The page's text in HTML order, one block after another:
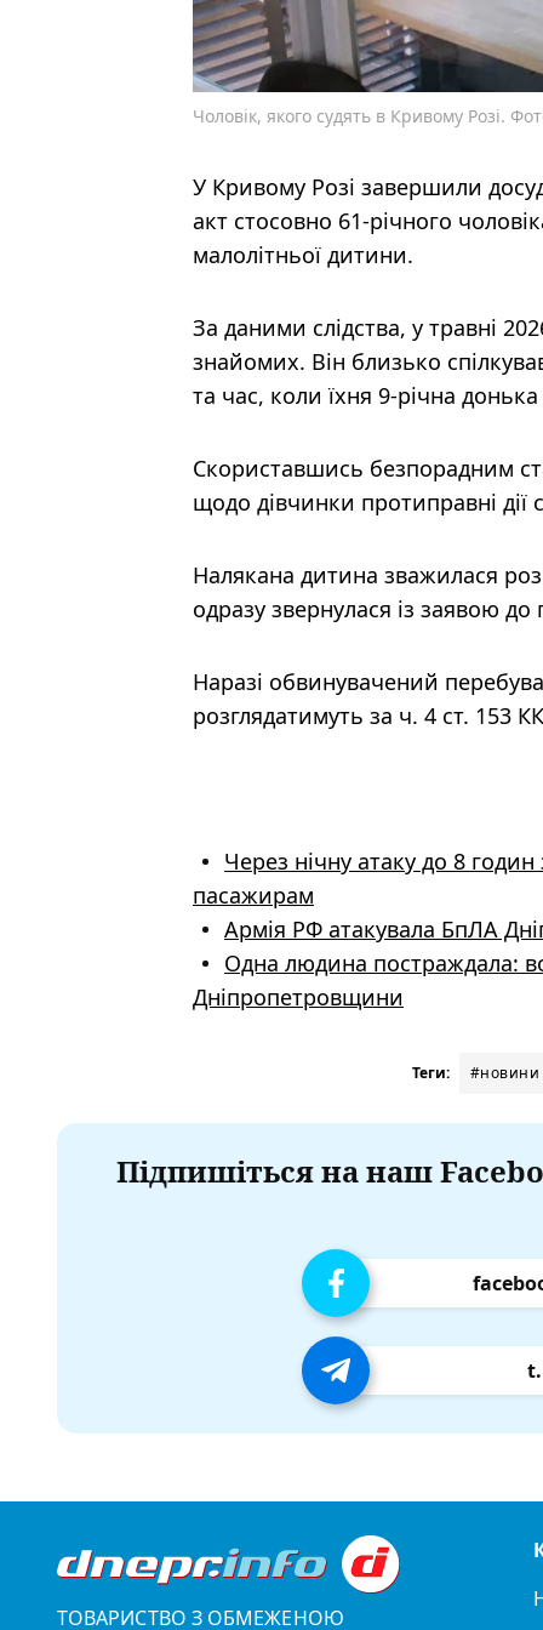
Чоловік, якого судять в Кривому Розі.
У Кривому Розі завершили
акт стосовно 61-річного
малолітньої дитини.
За даними слідства, у травні
знайомих. Він близько
та час, коли їхня 9-річна
Скориставшись безпорадним
щодо дівчинки протиправні дії
Налякана дитина зважилася
одразу звернулася із заявою
Наразі обвинувачений
розглядатимуть за ч. 4 ст. 153
Через нічну атаку до 8
пасажирам
Армія РФ атакувала БпЛА
Одна людина постраждала:
Дніпропетровщини
Теги: #новини
Підпишіться на наш
ТОВАРИСТВО З ОБМЕЖЕНОЮ